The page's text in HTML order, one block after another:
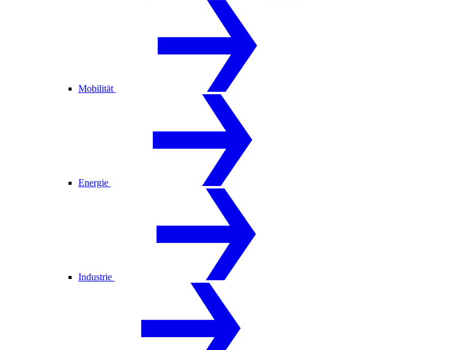
Mobilität
Energie
Industrie